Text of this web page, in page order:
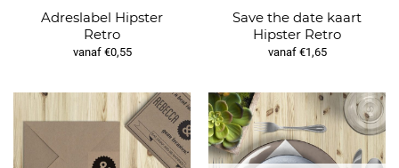
Adreslabel Hipster
Retro
vanaf €0,55
Save the date kaart
Hipster Retro
vanaf €1,65